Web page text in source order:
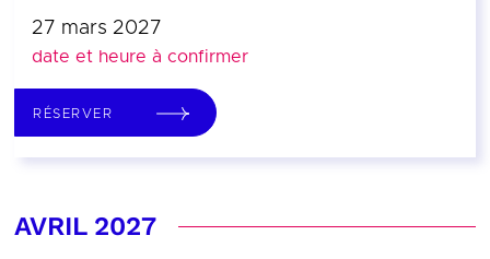
27 mars 2027
date et heure à confirmer
RÉSERVER
AVRIL 2027